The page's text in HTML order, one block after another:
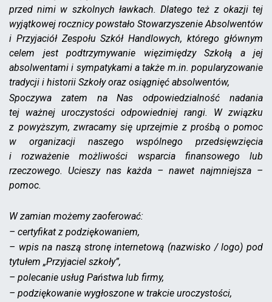
przed nimi w szkolnych ławkach. Dlatego też z okazji tej
wyjątkowej rocznicy powstało Stowarzyszenie Absolwentów
i Przyjaciół Zespołu Szkół Handlowych, którego głównym
celem jest podtrzymywanie więzimiędzy Szkołą a jej
absolwentami i sympatykami a także m.in. popularyzowanie
tradycji i historii Szkoły oraz osiągnięć absolwentów,
Spoczywa zatem na Nas odpowiedzialność nadania
tej ważnej uroczystości odpowiedniej rangi. W związku
z powyższym, zwracamy się uprzejmie z prośbą o pomoc
w organizacji naszego wspólnego przedsięwzięcia
i rozważenie możliwości wsparcia finansowego lub
rzeczowego. Ucieszy nas każda – nawet najmniejsza –
pomoc.
W zamian możemy zaoferować:
– certyfikat z podziękowaniem,
– wpis na naszą stronę internetową (nazwisko / logo) pod
tytułem „Przyjaciel szkoły”,
– polecanie usług Państwa lub firmy,
– podziękowanie wygłoszone w trakcie uroczystości,